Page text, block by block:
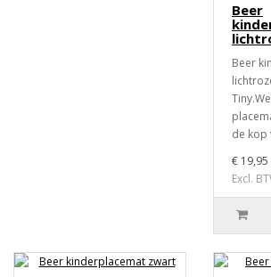
Beer
Beer
de kop
€ 19,95
Excl.